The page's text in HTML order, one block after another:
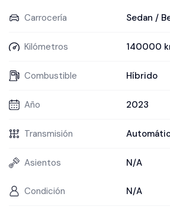
Carrocería Sedan /
Kilómetros 140000
Combustible Híbrido
Año 2023
Transmisión
Asientos N/A
Condición N/A